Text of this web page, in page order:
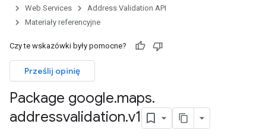
Web Services
Address Validation API
Materiały referencyjne
Czy te wskazówki były pomocne?
Prześlij opinię
Package google.maps.
addressvalidation.v1